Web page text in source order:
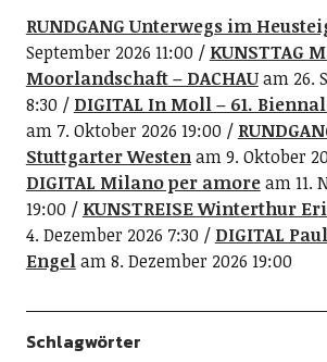
RUNDGANG Unterwegs im
September 2026 11:00
KUNSTTAG
Moorlandschaft – DACHAUam 26.
8:30
DIGITAL In Moll – 61.
am 7. Oktober 2026 19:00
Stuttgarter Westenam 9. Oktober
DIGITAL Milano per amoream 11.
19:00
KUNSTREISE Winterthur
4. Dezember 2026 7:30
DIGITAL
Engelam 8. Dezember 2026 19:00
Schlagwörter